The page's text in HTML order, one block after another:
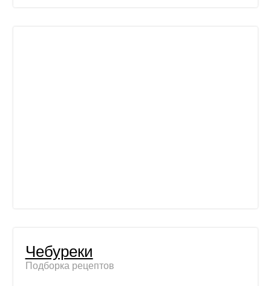
Чебуреки
Подборка рецептов